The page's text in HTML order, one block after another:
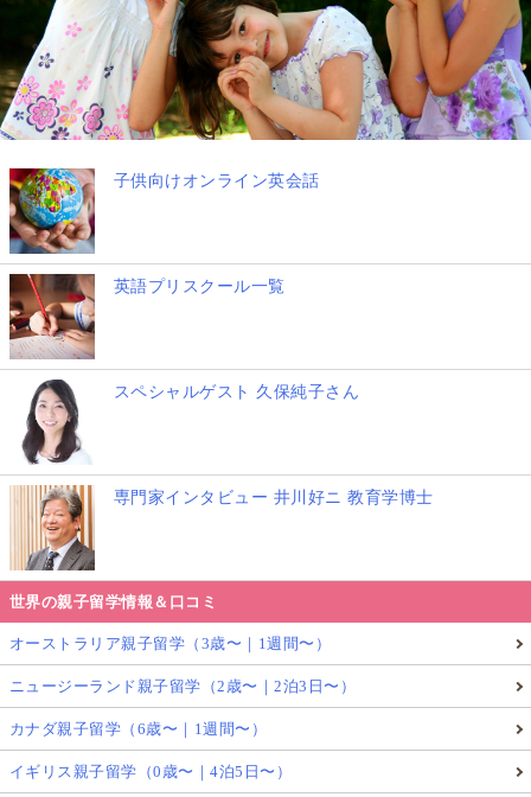
子供向けオンライン英会話
英語プリスクール一覧
スペシャルゲスト 久保純子さん
専門家インタビュー 井川好ニ 教育学博士
世界の親子留学情報＆口コミ
オーストラリア親子留学（3歳〜｜1週間〜）
ニュージーランド親子留学（2歳〜｜2泊3日〜）
カナダ親子留学（6歳〜｜1週間〜）
イギリス親子留学（0歳〜｜4泊5日〜）